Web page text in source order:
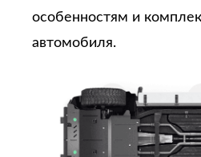
особенностям и
автомобиля.